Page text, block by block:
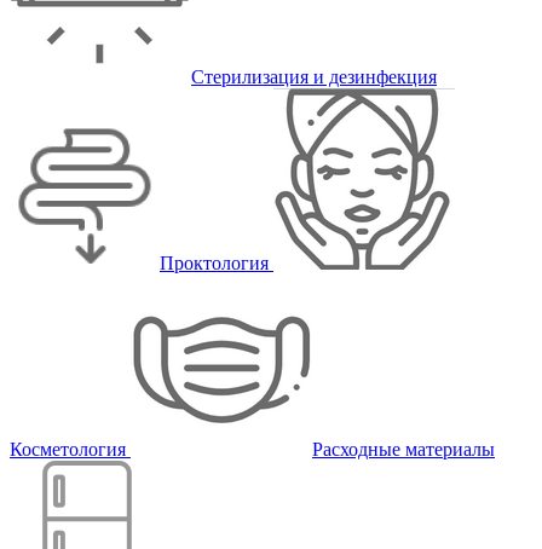
Стерилизация и дезинфекция
Проктология
Косметология Расходные материалы